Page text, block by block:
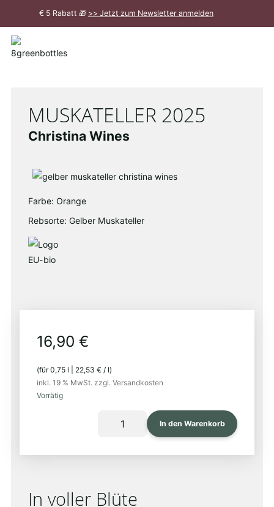
€ 5 Rabatt 🎁 >> Jetzt zum Newsletter anmelden
Meldung
MUSKATELLER 2025
Christina Wines
Farbe: Orange
Rebsorte: Gelber Muskateller
16,90 €
(für0,75 l 22,53 € / l)
inkl. 19 % MwSt. zzgl. Versandkosten
Vorrätig
MUSKATELLER
In den Warenkorb
In voller Blüte